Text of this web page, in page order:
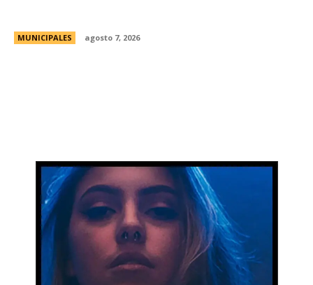
MUNICIPALES agosto 7, 2026